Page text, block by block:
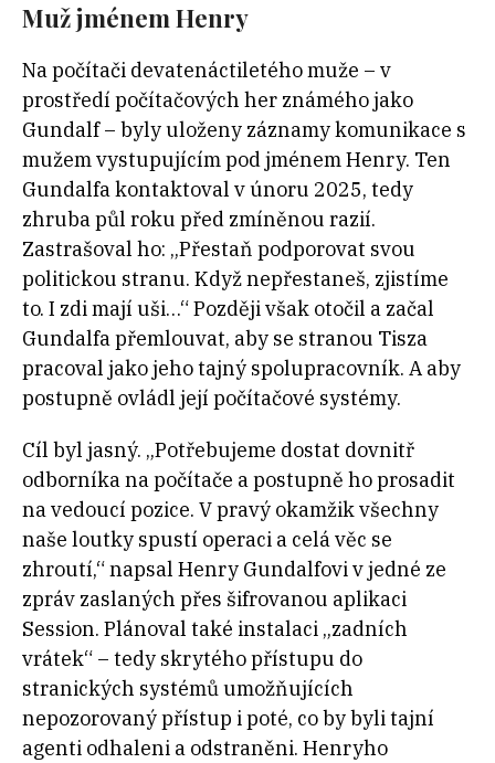
Muž jménem Henry
Na počítači devatenáctiletého muže – v
prostředí počítačových her známého jako
Gundalf – byly uloženy záznamy komunikace s
mužem vystupujícím pod jménem Henry. Ten
Gundalfa kontaktoval v únoru 2025, tedy
zhruba půl roku před zmíněnou razií.
Zastrašoval ho: „Přestaň podporovat svou
politickou stranu. Když nepřestaneš, zjistíme
to. I zdi mají uši…“ Později však otočil a začal
Gundalfa přemlouvat, aby se stranou Tisza
pracoval jako jeho tajný spolupracovník. A aby
postupně ovládl její počítačové systémy.
Cíl byl jasný. „Potřebujeme dostat dovnitř
odborníka na počítače a postupně ho prosadit
na vedoucí pozice. V pravý okamžik všechny
naše loutky spustí operaci a celá věc se
zhroutí,“ napsal Henry Gundalfovi v jedné ze
zpráv zaslaných přes šifrovanou aplikaci
Session. Plánoval také instalaci „zadních
vrátek“ – tedy skrytého přístupu do
stranických systémů umožňujících
nepozorovaný přístup i poté, co by byli tajní
agenti odhaleni a odstraněni. Henryho